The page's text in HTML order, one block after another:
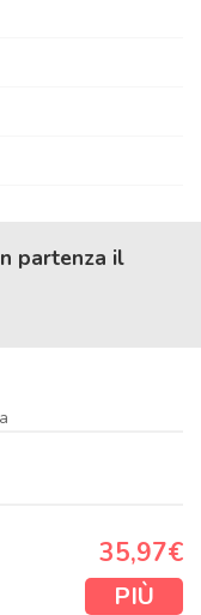
partenza il
35,97€
PIÙ